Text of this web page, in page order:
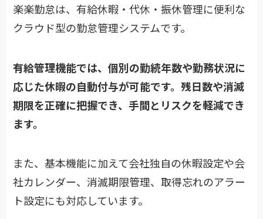
楽楽勤怠は、有給休暇・代休・振休管理に便利な
クラウド型の勤怠管理システムです。
有給管理機能では、個別の勤続年数や勤務状況に
応じた休暇の自動付与が可能です。残日数や消滅
期限を正確に把握でき、手間とリスクを軽減でき
ます。
また、基本機能に加えて会社独自の休暇設定や会
社カレンダー、消滅期限管理、取得忘れのアラー
ト設定にも対応しています。